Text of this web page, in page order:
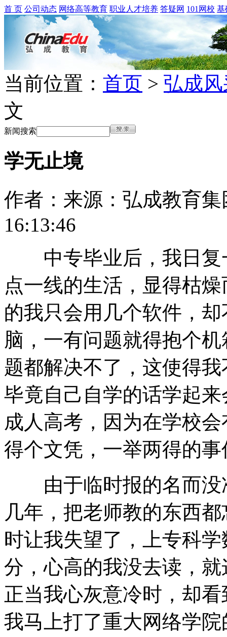
首 页 公司动态 网络高等教育 职业人才培养 答疑网 101网校 基
当前位置： 首页 > 弘成
文
新闻搜索
学无止境
作者： 来源：弘成教育集
16:13:46
中专毕业后，我日复
点一线的生活，显得枯
的我只会用几个软件，
脑，一有问题就得抱个
题都解决不了，这使得
毕竟自己自学的话学起
成人高考，因为在学校
得个文凭，一举两得的
由于临时报的名而没
几年，把老师教的东西
时让我失望了，上专科
分，心高的我没去读，
正当我心灰意冷时，却
我马上打了重大网络学